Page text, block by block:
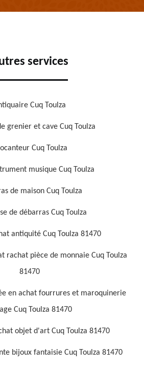
services
Cuq Toulza
grenier et cave Cuq Toulza
Cuq Toulza
musique Cuq Toulza
de maison Cuq Toulza
de débarras Cuq Toulza
antiquité Cuq Toulza 81470
rachat pièce de monnaie Cuq Toulza
81470
en achat fourrures et maroquinerie
Cuq Toulza 81470
objet d'art Cuq Toulza 81470
bijoux fantaisie Cuq Toulza 81470